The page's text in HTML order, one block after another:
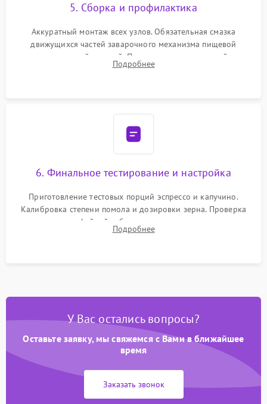
5. Сборка и профилактика
Аккуратный монтаж всех узлов. Обязательная смазка
движущихся частей заварочного механизма пищевой
силиконовой смазкой. Проведение программной
декальцинации и очистки системы от кофейных масел.
Подробнее
6. Финальное тестирование и настройка
Приготовление тестовых порций эспрессо и капучино.
Калибровка степени помола и дозировки зерна. Проверка
плотности кофейной таблетки, температуры напитка и
качества молочной пены. Контроль отсутствия посторонних
Подробнее
У Вас остались вопросы?
Оставьте заявку, мы свяжемся с Вами в ближайшее
время
Заказать звонок